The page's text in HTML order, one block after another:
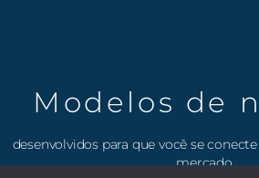
Modelos de
desenvolvidos para que você se
mercado